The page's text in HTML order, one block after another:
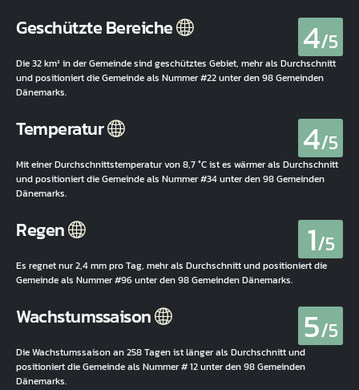
Geschützte Bereiche 4/5
Die 32 km² in der Gemeinde sind geschütztes Gebiet, mehr als Durchschnitt
und positioniert die Gemeinde als Nummer #22 unter den 98 Gemeinden
Dänemarks.
Temperatur 4/5
Mit einer Durchschnittstemperatur von 8,7 °C ist es wärmer als Durchschnitt
und positioniert die Gemeinde als Nummer #34 unter den 98 Gemeinden
Dänemarks.
Regen 1/5
Es regnet nur 2,4 mm pro Tag, mehr als Durchschnitt und positioniert die
Gemeinde als Nummer #96 unter den 98 Gemeinden Dänemarks.
Wachstumssaison 5/5
Die Wachstumssaison an 258 Tagen ist länger als Durchschnitt und
positioniert die Gemeinde als Nummer # 12 unter den 98 Gemeinden
Dänemarks.